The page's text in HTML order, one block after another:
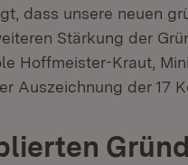
dass unsere neuen
Stärkung der
Hoffmeister-Kraut,
Auszeichnung der 17